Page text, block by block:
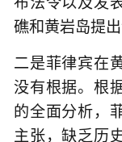
礁和黄岩岛提出
二是菲律宾在
没有根据。根
的全面分析，
主张，缺乏历